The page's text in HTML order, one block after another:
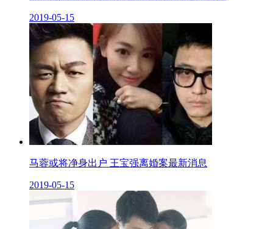
2019-05-15
马蓉或将净身出户 王宝强离婚案最新消息
2019-05-15